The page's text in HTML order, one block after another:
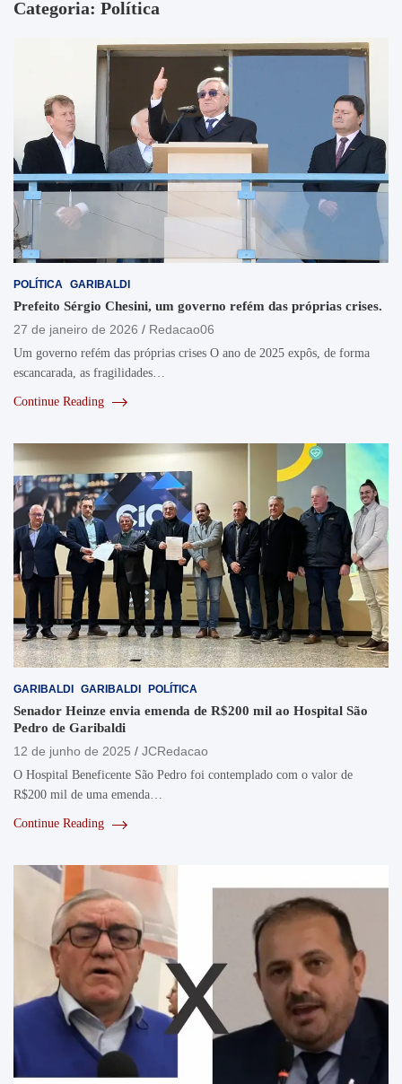
Categoria: Política
POLÍTICA GARIBALDI
Prefeito Sérgio Chesini, um governo refém das próprias crises.
27 de janeiro de 2026
Redacao06
Um governo refém das próprias crises O ano de 2025 expôs, de forma
escancarada, as fragilidades…
Continue Reading
GARIBALDI GARIBALDI POLÍTICA
Senador Heinze envia emenda de R$200 mil ao Hospital São
Pedro de Garibaldi
12 de junho de 2025
JCRedacao
O Hospital Beneficente São Pedro foi contemplado com o valor de
R$200 mil de uma emenda…
Continue Reading